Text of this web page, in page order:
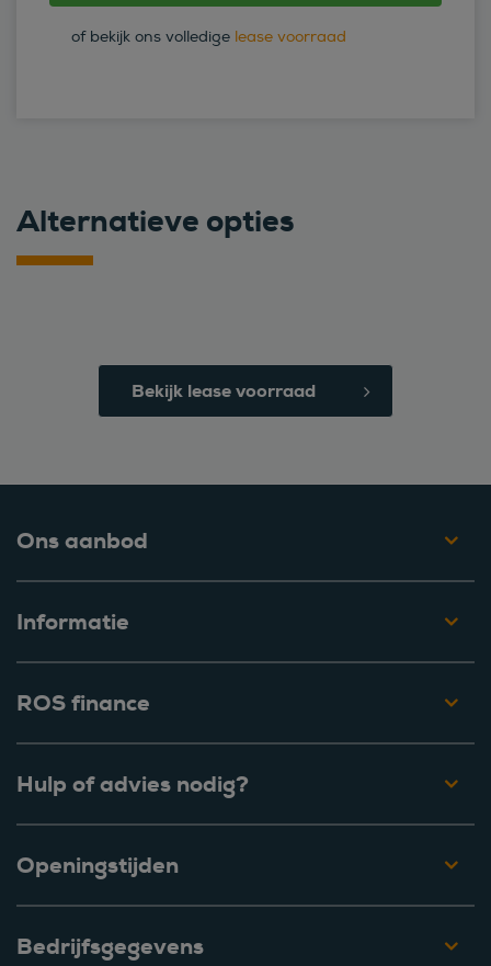
of bekijk ons volledige lease voorraad
Alternatieve opties
Bekijk lease voorraad
Ons aanbod
Informatie
ROS finance
Hulp of advies nodig?
Openingstijden
Bedrijfsgegevens